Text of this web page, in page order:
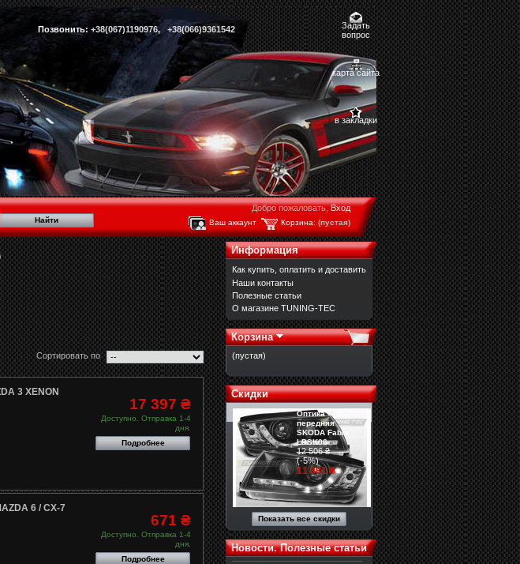
Позвонить: +38(067)1190976, +38(066)9361542
Задать
вопрос
карта сайта
в закладки
Добро пожаловать,Вход
Корзина: (пустая)
Ваш аккаунт
Сортировать по
3 XENON
17 397 ₴
Доступно. Отправка 1-4
дня.
Подробнее
6 / CX-7
671 ₴
Доступно. Отправка 1-4
дня.
Подробнее
Информация
Как купить, оплатить и доставить
Наши контакты
Полезные статьи
О магазине TUNING-TEC
Корзина
(пустая)
Скидки
Оптика
передняя
SKODA Fabia
LPSK06
12 506 ₴
(-5%)
11 881 ₴
Показать все скидки
Новости. Полезные статьи